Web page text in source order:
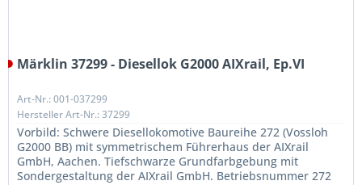
Märklin 37299 - Diesellok G2000 AIXrail, Ep.VI
Art-Nr.: 001-037299
Hersteller Art-Nr.: 37299
Vorbild: Schwere Diesellokomotive Baureihe 272 (Vossloh
G2000 BB) mit symmetrischem Führerhaus der AIXrail
GmbH, Aachen. Tiefschwarze Grundfarbgebung mit
Sondergestaltung der AIXrail GmbH. Betriebsnummer 272